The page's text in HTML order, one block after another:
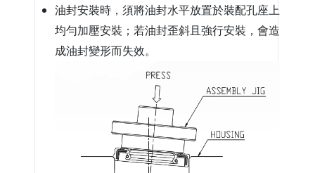
油封安裝時，須將油封水平放置於裝配孔座上
均勻加壓安裝；若油封歪斜且強行安裝，會造
成油封變形而失效。